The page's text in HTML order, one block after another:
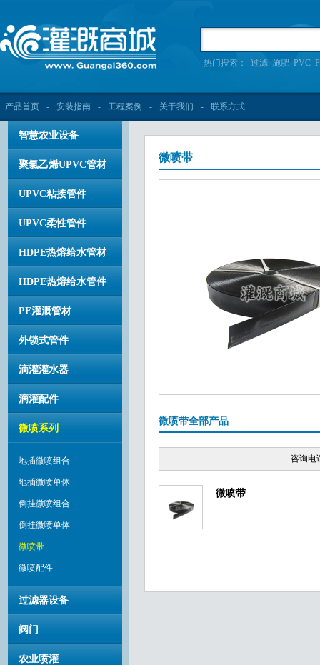
热门搜索： 过滤 施肥 PVC
产品首页 - 安装指南 - 工程案例 - 关于我们 - 联系方式
智慧农业设备
聚氯乙烯UPVC管材
UPVC粘接管件
UPVC柔性管件
HDPE热熔给水管材
HDPE热熔给水管件
PE灌溉管材
外锁式管件
滴灌灌水器
滴灌配件
微喷系列
地插微喷组合
地插微喷单体
倒挂微喷组合
倒挂微喷单体
微喷带
微喷配件
过滤器设备
阀门
农业喷灌
微喷带
微喷带全部产品
咨询电
微喷带